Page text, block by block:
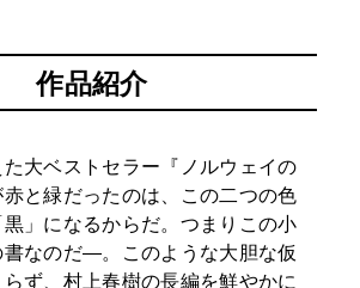
作品紹介
大ベストセラー『ノルウェイの
と緑だったのは、この二つの色
」になるからだ。つまりこの小
なのだ―。このような大胆な仮
ず、村上春樹の長編を鮮やかに